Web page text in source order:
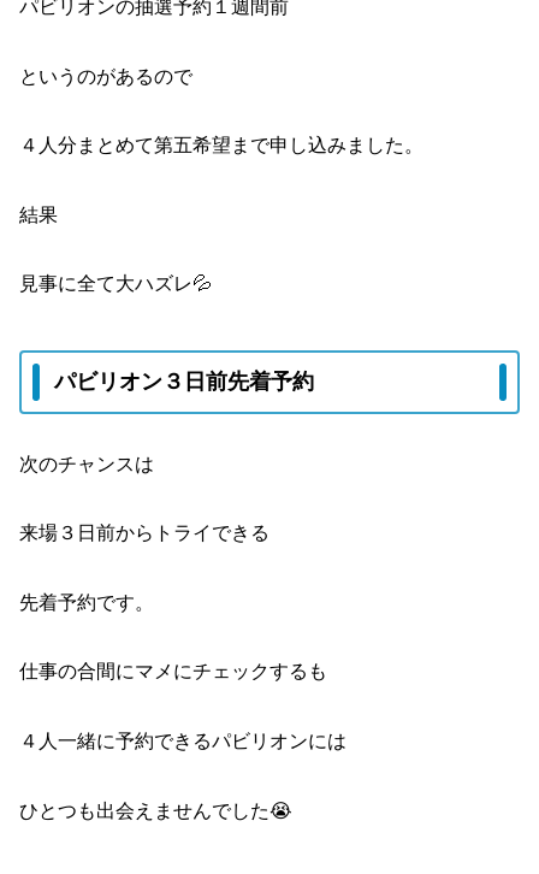
パビリオンの抽選予約１週間前
というのがあるので
４人分まとめて第五希望まで申し込みました。
結果
見事に全て大ハズレ💦
パビリオン３日前先着予約
次のチャンスは
来場３日前からトライできる
先着予約です。
仕事の合間にマメにチェックするも
４人一緒に予約できるパビリオンには
ひとつも出会えませんでした😭